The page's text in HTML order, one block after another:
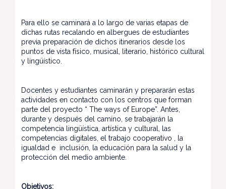
Para ello se caminará a lo largo de varias etapas de
dichas rutas recalando en albergues de estudiantes
previa preparación de dichos itinerarios desde los
puntos de vista físico, musical, literario, histórico cultural
y lingüístico.
Docentes y estudiantes caminarán y prepararán estas
actividades en contacto con los centros que forman
parte del proyecto “ The ways of Europe”. Antes,
durante y después del camino, se trabajarán la
competencia lingüística, artística y cultural, las
competencias digitales, el trabajo cooperativo , la
igualdad e inclusión, la educación para la salud y la
protección del medio ambiente.
Objetivos: